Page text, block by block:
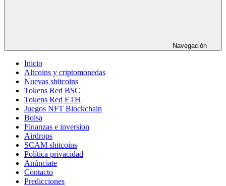
Navegación
Inicio
Altcoins y criptomonedas
Nuevas shitcoins
Tokens Red BSC
Tokens Red ETH
Juegos NFT Blockchain
Bolsa
Finanzas e inversion
Airdrops
SCAM shitcoins
Política privacidad
Anúnciate
Contacto
Predicciones